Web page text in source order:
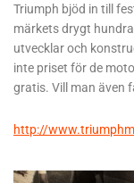
Triumph bjöd in till
märkets drygt
utvecklar och
inte priset för de
gratis. Vill man även
http://